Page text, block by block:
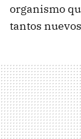
organismo
tantos